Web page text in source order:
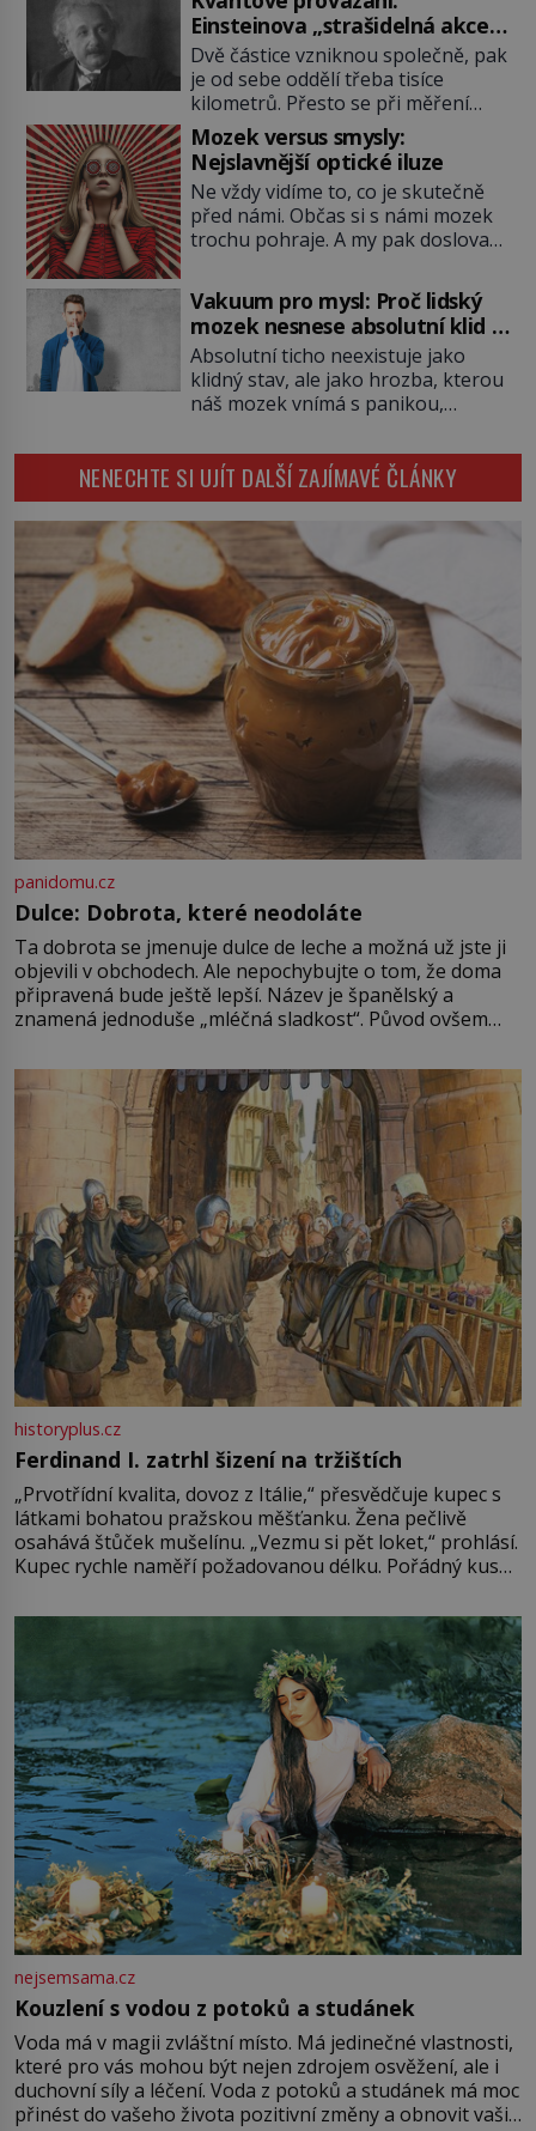
podobné představy o potravě
zvířat často spíš mýty? Pokud máte
doma králíka, mrkev mu dát
můžete. A nejspíš mu i bude
chutnat, ovšem měl by ji mít jen
jako občasný pamlsek. […]
Einsteinova „strašidelná akce
na dálku“ dál mate i fascinuje
vědce
Dvě částice vzniknou společně, pak
je od sebe oddělí třeba tisíce
kilometrů. Přesto se při měření
chovají, jako by mezi nimi
existovalo neviditelné pouto. Albert
Einstein tomu s jistou dávkou
ironie říká „strašidelná akce na
dálku“ a dlouhá desetiletí věří, že
musí existovat jednodušší
však ukazují, že kvantový svět
funguje jinak, než […]
Mozek versus smysly:
Nejslavnější optické iluze
Ne vždy vidíme to, co je skutečně
před námi. Občas si s námi mozek
trochu pohraje. A my pak doslova
vznikají ty nejpodivnější optické
iluze? Soustřeď se na to hlavní!
TROXLERŮV EFEKT Náš mozek
zvládne zpracovat hodně informací.
Všechny na světě ale nikoliv, musí
si vybírat! Jak to dělá? Když se […]
Vakuum pro mysl: Proč lidský
mozek nesnese absolutní klid a
začne si vymýšlet horory
Absolutní ticho neexistuje jako
klidný stav, ale jako hrozba, kterou
náš mozek vnímá s panikou,
začne okamžitě produkovat vlastní
děsivé iluze. Představte si místnost,
kde zmizí veškerý šum světa. Žádné
auta, žádný šepot, nic. Místo
vytoužené oázy klidu však
okamžitě nastoupí hluboké
znepokojení. Lidská mysl je totiž
evolučně nastavena na neustálý
[…]
NENECHTE SI UJÍT DALŠÍ ZAJÍMAVÉ ČLÁNKY
panidomu.cz
Dulce: Dobrota, které neodoláte
Ta dobrota se jmenuje dulce de leche a možná už jste ji
objevili v obchodech. Ale nepochybujte o tom, že doma
připravená bude ještě lepší. Název je španělský a
znamená jednoduše „mléčná sladkost“. Původ ovšem
pře hned několik latinskoamerických zemí a k tomu
Francie, kde se traduje,
historyplus.cz
Ferdinand I. zatrhl šizení na tržištích
„Prvotřídní kvalita, dovoz z Itálie,“ přesvědčuje kupec s
látkami bohatou pražskou měšťanku. Žena pečlivě
osahává štůček mušelínu. „Vezmu si pět loket,“ prohlásí.
Kupec rychle naměří požadovanou délku. Pořádný kus
milostpaní. Stačí jenom na sukni,“ zhodnotí švadlena
množství růžového mušelínu. „Ošidili vás, podívejte.“
nejsemsama.cz
Kouzlení s vodou z potoků a studánek
Voda má v magii zvláštní místo. Má jedinečné vlastnosti,
které pro vás mohou být nejen zdrojem osvěžení, ale i
duchovní síly a léčení. Voda z potoků a studánek má moc
přinést do vašeho života pozitivní změny a obnovit vaši